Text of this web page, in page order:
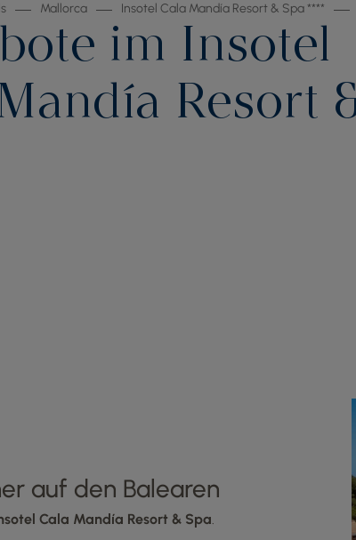
Mallorca Insotel Cala Mandía Resort & Spa ****
im Insotel
Resort
auf den Balearen
Cala Mandía Resort & Spa.